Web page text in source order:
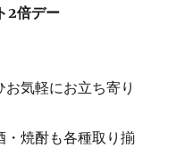
2倍デー
気軽にお立ち寄り
・焼酎も各種取り揃